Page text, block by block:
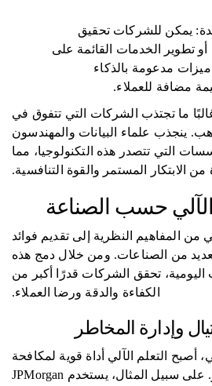
يمكن للشركات تحقيق
أو تطوير الخدمات القائمة على
ميزات مدعومة بالذكاء
مضافة للعملاء.
ما تجتذب الشركات التي تتفوق في
ينجذب علماء البيانات والمهندسون
التي تتصدر هذه التكنولوجيا، مما
الابتكار المستمر والقوة التنافسية.
الآلي حسب الصناعة
من المفاهيم النظرية إلى تقديم فوائد
من الصناعات. ومن خلال دمج هذه
اليومية، تحقق الشركات قدرًا أكبر من
الكفاءة والدقة ورضا العملاء.
وإدارة المخاطر
أصبح التعلم الآلي أداة قوية لمكافحة
الاحتيال وإدارة المخاطر. على سبيل المثال، يستخدم JPMorgan